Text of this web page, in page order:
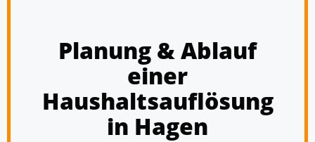
Planung & Ablauf
einer
Haushaltsauflösung
in Hagen